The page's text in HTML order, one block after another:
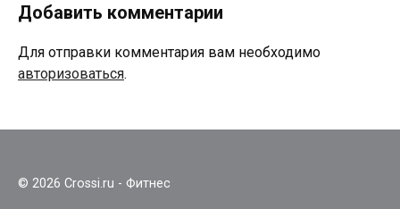
Добавить комментарии
Для отправки комментария вам необходимо
авторизоваться.
© 2026 Crossi.ru - Фитнес